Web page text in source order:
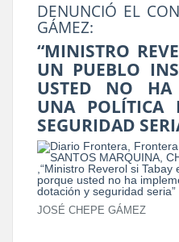
DENUNCIÓ EL
GÁMEZ:
“MINISTRO
UN PUEBLO
USTED NO HA
UNA POLÍTICA
SEGURIDAD
JOSÉ CHEPE GÁMEZ